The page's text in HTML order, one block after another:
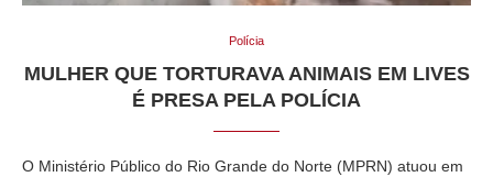
Polícia
MULHER QUE TORTURAVA ANIMAIS EM LIVES
É PRESA PELA POLÍCIA
O Ministério Público do Rio Grande do Norte (MPRN) atuou em